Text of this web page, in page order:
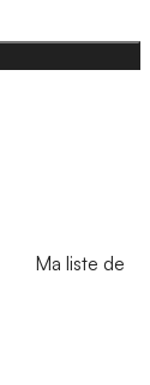
Ma liste de